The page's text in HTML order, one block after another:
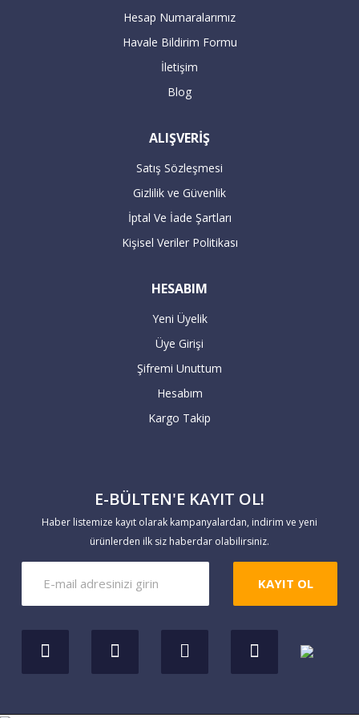
Servis yetkilileri sizden randevu alarak
siparişleriniz takip eden bir sonraki gün
kargolanmaktadır.
Havale / EFT ile yapacağınız alışverişlerde,
geçmesiyle teslimat süresi başlar. 7 iş
günü içerisinde hesaba geçmeyen havale
siparişleriniz geçersiz sayılır.
Yaptığınız ödemeleri
https://www.markaevim.com/hesabim/
bildirim linkinden bize iletebilirsiniz.
Hesap Numaralarımız
Havale Bildirim Formu
İletişim
Blog
ALIŞVERİŞ
Satış Sözleşmesi
Gizlilik ve Güvenlik
İptal Ve İade Şartları
Kişisel Veriler Politikası
HESABIM
Yeni Üyelik
Üye Girişi
Şifremi Unuttum
Hesabım
Kargo Takip
E-BÜLTEN'E KAYIT OL!
Haber listemize kayıt olarak kampanyalardan, indirim ve yeni
ürünlerden ilk siz haberdar olabilirsiniz.
KAYIT OL